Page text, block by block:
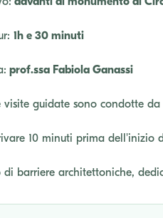
1h e 30 minuti
prof.ssa Fabiola Ganassi
visite guidate sono condotte
10 minuti prima
di barriere architettoniche,